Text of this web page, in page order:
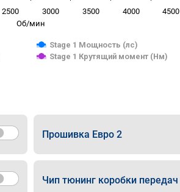
Об/мин
Stage 1 Мощность (лс)
Stage 1 Крутящий момент (Нм)
2500 3000 3500 4000 4500
Прошивка Евро 2
Чип тюнинг коробки передач